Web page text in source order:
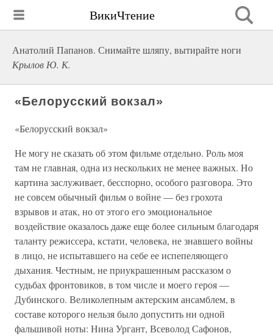
ВикиЧтение
Анатолий Папанов. Снимайте шляпу, вытирайте ноги
Крылов Ю. К.
«Белорусский вокзал»
«Белорусский вокзал»
Не могу не сказать об этом фильме отдельно. Роль моя
там не главная, одна из нескольких не менее важных. Но
картина заслуживает, бесспорно, особого разговора. Это
не совсем обычный фильм о войне — без грохота
взрывов и атак, но от этого его эмоциональное
воздействие оказалось даже еще более сильным благодаря
таланту режиссера, кстати, человека, не знавшего войны
в лицо, не испытавшего на себе ее испепеляющего
дыхания. Честным, не приукрашенным рассказом о
судьбах фронтовиков, в том числе и моего героя —
Дубинского. Великолепным актерским ансамблем, в
составе которого нельзя было допустить ни одной
фальшивой ноты: Нина Ургант, Всеволод Сафонов,